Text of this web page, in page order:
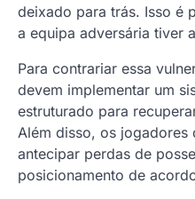
deixado para trás. Isso é
a equipa adversária tiver
Para contrariar essa
devem implementar um
estruturado para
Além disso, os jogadores
antecipar perdas de
posicionamento de